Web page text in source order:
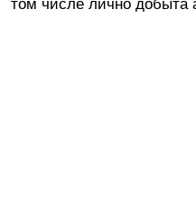
том числе лично добыта